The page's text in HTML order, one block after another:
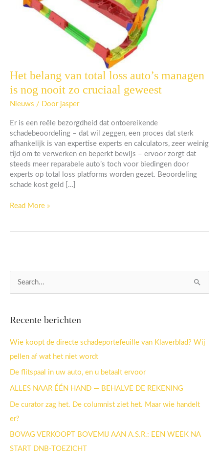
Het belang van total loss auto’s managen
is nog nooit zo cruciaal geweest
Nieuws / Door jasper
Er is een reële bezorgdheid dat ontoereikende
schadebeoordeling – dat wil zeggen, een proces dat sterk
afhankelijk is van expertise experts en calculators, zeer weinig
tijd om te verwerken en beperkt bewijs – ervoor zorgt dat
steeds meer reparabele auto’s toch voor biedingen door
experts op total loss platforms worden gezet. Beoordeling
schade kost geld […]
Het
van
total
auto’s
managen
is
nog
nooit
zo
cruciaal
Read More »
n
a
a
r
Recente berichten
Wie koopt de directe schadeportefeuille van Klaverblad? Wij
pellen af wat het niet wordt
De flitspaal in uw auto, en u betaalt ervoor
ALLES NAAR ÉÉN HAND — BEHALVE DE REKENING
De curator zag het. De columnist ziet het. Maar wie handelt
er?
BOVAG VERKOOPT BOVEMIJ AAN A.S.R.: EEN WEEK NA
START DNB-TOEZICHT